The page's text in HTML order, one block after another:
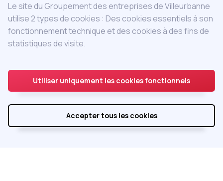
Charte
Adhérer au GEVIL
Accès adhérent
Réalisé parIntegral Service
Le site du Groupement des entreprises de Villeurbanne
utilise 2 types de cookies : Des cookies essentiels à son
fonctionnement technique et des cookies à des fins de
statistiques de visite.
Utiliser uniquement les cookies fonctionnels
Accepter tous les cookies